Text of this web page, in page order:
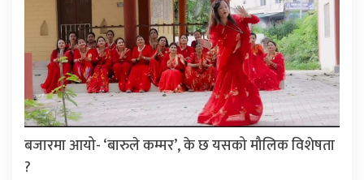
बजारमा आयो- ‘बारुले कम्मर’, के छ यसको मौलिक विशेषता
?